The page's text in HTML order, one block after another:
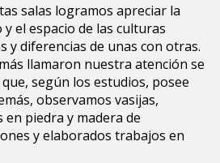
salas logramos apreciar la
el espacio de las culturas
y diferencias de unas con otras.
llamaron nuestra atención se
según los estudios, posee
observamos vasijas,
piedra y madera de
y elaborados trabajos en